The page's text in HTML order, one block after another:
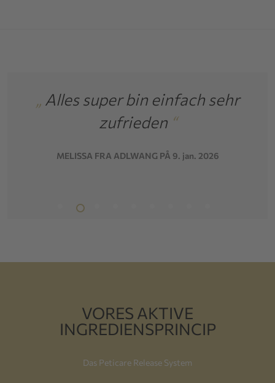
super bin einfach sehr
zufrieden“
MELISSA FRA ADLWANG PÅ 9. jan. 2026
„Tous
VORES AKTIVE
INGREDIENSPRINCIP
Das Peticare Release System